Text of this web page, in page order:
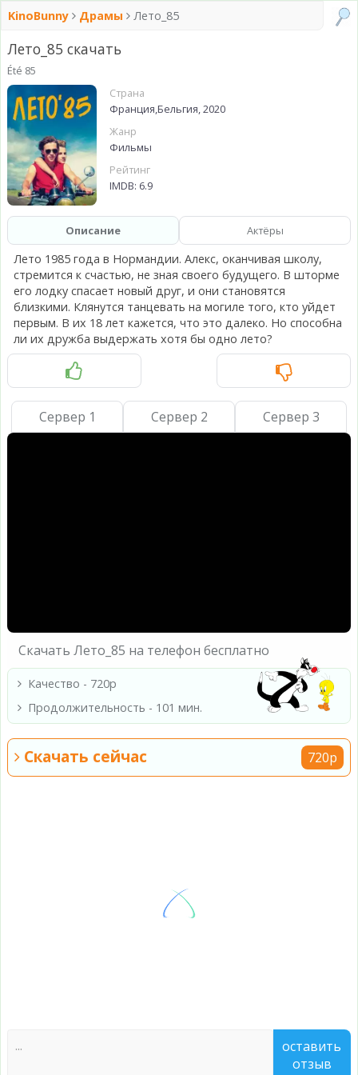
KinoBunny Драмы Лето_85
Лето_85 скачать
Été 85
Страна
Франция,Бельгия, 2020
Жанр
Фильмы
Рейтинг
IMDB: 6.9
Описание Актёры
Лето 1985 года в Нормандии. Алекс, оканчивая школу,
стремится к счастью, не зная своего будущего. В шторме
его лодку спасает новый друг, и они становятся
близкими. Клянутся танцевать на могиле того, кто уйдет
первым. В их 18 лет кажется, что это далеко. Но способна
ли их дружба выдержать хотя бы одно лето?
Сервер 1 Сервер 2 Сервер 3
Скачать Лето_85 на телефон бесплатно
Качество - 720p
Продолжительность - 101 мин.
Скачать сейчас 720p
оставить
отзыв